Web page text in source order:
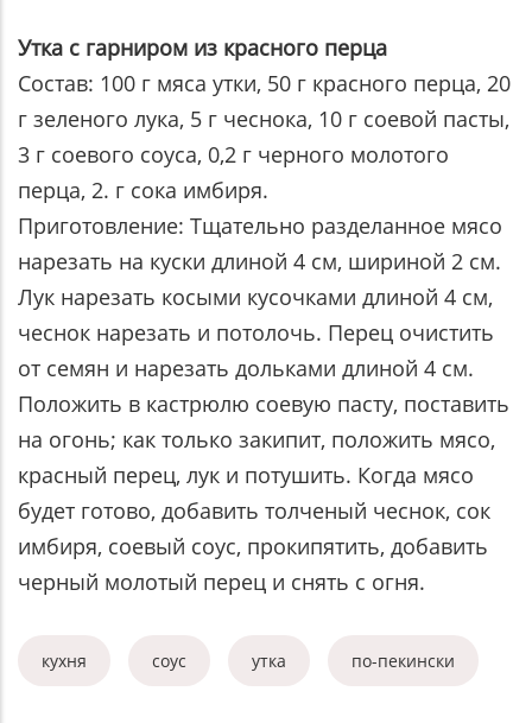
Утка с гарниром из красного перца
Состав: 100 г мяса утки, 50 г красного перца, 20
г зеленого лука, 5 г чеснока, 10 г соевой пасты,
3 г соевого соуса, 0,2 г черного молотого
перца, 2. г сока имбиря.
Приготовление: Тщательно разделанное мясо
нарезать на куски длиной 4 см, шириной 2 см.
Лук нарезать косыми кусочками длиной 4 см,
чеснок нарезать и потолочь. Перец очистить
от семян и нарезать дольками длиной 4 см.
Положить в кастрюлю соевую пасту, поставить
на огонь; как только закипит, положить мясо,
красный перец, лук и потушить. Когда мясо
будет готово, добавить толченый чеснок, сок
имбиря, соевый соус, прокипятить, добавить
черный молотый перец и снять с огня.
кухня соус утка по-пекински